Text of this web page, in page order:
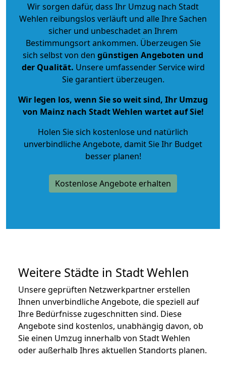
Wir sorgen dafür, dass Ihr Umzug nach Stadt
Wehlen reibungslos verläuft und alle Ihre Sachen
sicher und unbeschadet an Ihrem
Bestimmungsort ankommen. Überzeugen Sie
sich selbst von den günstigen Angeboten und
der Qualität. Unsere umfassender Service wird
Sie garantiert überzeugen.
Wir legen los, wenn Sie so weit sind, Ihr Umzug
von Mainz nach Stadt Wehlen wartet auf Sie!
Holen Sie sich kostenlose und natürlich
unverbindliche Angebote, damit Sie Ihr Budget
besser planen!
Kostenlose Angebote erhalten
Weitere Städte in Stadt Wehlen
Unsere geprüften Netzwerkpartner erstellen
Ihnen unverbindliche Angebote, die speziell auf
Ihre Bedürfnisse zugeschnitten sind. Diese
Angebote sind kostenlos, unabhängig davon, ob
Sie einen Umzug innerhalb von Stadt Wehlen
oder außerhalb Ihres aktuellen Standorts planen.